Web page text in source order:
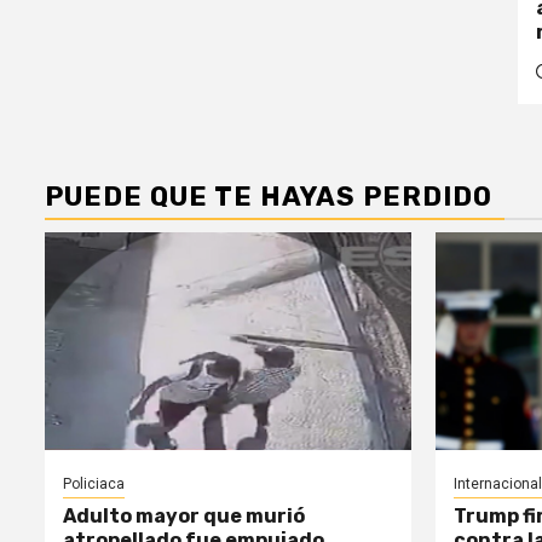
PUEDE QUE TE HAYAS PERDIDO
Policiaca
Adulto mayor que murió
Internacional
Trump